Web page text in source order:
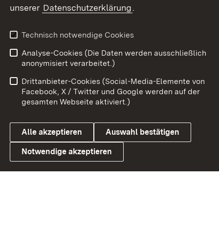
X / Twitter
Youtube
Link zum Landesportal
Benutzungshinweise
Barrierefreiheit
Datenschutz
Cookies
unserer Datenschutzerklärung.
Technisch notwendige Cookies
Analyse-Cookies (Die Daten werden ausschließlich
anonymisiert verarbeitet.)
Drittanbieter-Cookies (Social-Media-Elemente von
Facebook, X / Twitter und Google werden auf der
gesamten Webseite aktiviert.)
Alle akzeptieren Auswahl bestätigen
Notwendige akzeptieren